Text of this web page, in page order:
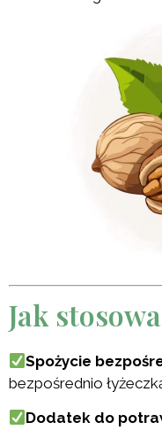
Jak
Spożycie
bezpośrednio
Dodatek do